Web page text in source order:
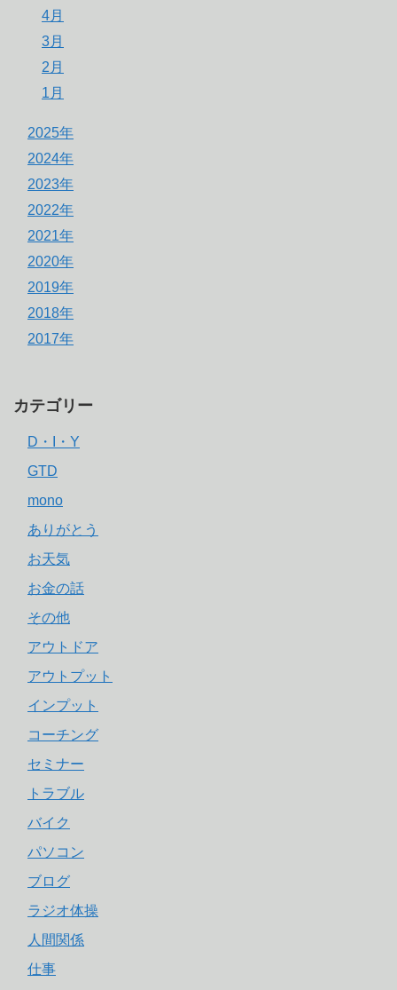
4月
3月
2月
1月
2025年
2024年
2023年
2022年
2021年
2020年
2019年
2018年
2017年
カテゴリー
D・I・Y
GTD
mono
ありがとう
お天気
お金の話
その他
アウトドア
アウトプット
インプット
コーチング
セミナー
トラブル
バイク
パソコン
ブログ
ラジオ体操
人間関係
仕事